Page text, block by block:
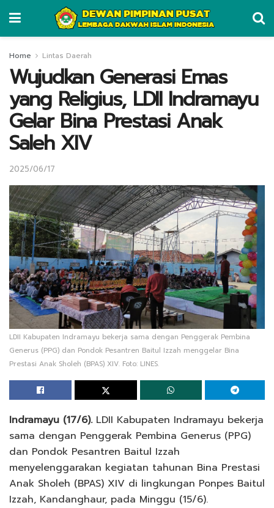
Home Lintas Daerah
Wujudkan Generasi Emas
yang Religius, LDII Indramayu
Gelar Bina Prestasi Anak
Saleh XIV
2025/06/17
LDII Kabupaten Indramayu bekerja sama dengan Penggerak Pembina
Generus (PPG) dan Pondok Pesantren Baitul Izzah menggelar Bina
Prestasi Anak Sholeh (BPAS) XIV. Foto: LINES.
Indramayu (17/6).LDII Kabupaten Indramayu bekerja
sama dengan Penggerak Pembina Generus (PPG)
dan Pondok Pesantren Baitul Izzah
menyelenggarakan kegiatan tahunan Bina Prestasi
Anak Sholeh (BPAS) XIV di lingkungan Ponpes Baitul
Izzah, Kandanghaur, pada Minggu (15/6).